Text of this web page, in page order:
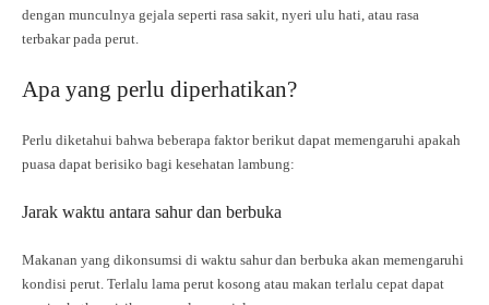
dengan munculnya gejala seperti rasa sakit, nyeri ulu hati, atau rasa
terbakar pada perut.
Apa yang perlu diperhatikan?
Perlu diketahui bahwa beberapa faktor berikut dapat memengaruhi apakah
puasa dapat berisiko bagi kesehatan lambung:
Jarak waktu antara sahur dan berbuka
Makanan yang dikonsumsi di waktu sahur dan berbuka akan memengaruhi
kondisi perut. Terlalu lama perut kosong atau makan terlalu cepat dapat